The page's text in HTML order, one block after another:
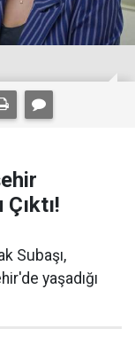
Subaşı,
yaşadığı